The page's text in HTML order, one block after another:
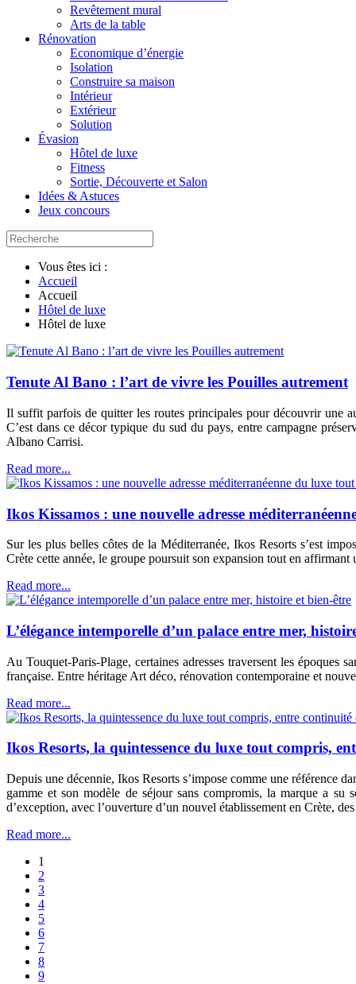
Revêtement mural
Arts de la table
Rénovation
Economique d’énergie
Isolation
Construire sa maison
Intérieur
Extérieur
Solution
Évasion
Hôtel de luxe
Fitness
Sortie, Découverte et Salon
Idées & Astuces
Jeux concours
Vous êtes ici :
Accueil
Accueil
Hôtel de luxe
Hôtel de luxe
Tenute Al Bano : l’art de vivre les Pouilles autrement
Il suffit parfois de quitter les routes principales pour découvrir une
C’est dans ce décor typique du sud du pays, entre campagne
Albano Carrisi.
Read more...
Ikos Kissamos : une nouvelle adresse
Sur les plus belles côtes de la Méditerranée, Ikos Resorts s’est
Crète cette année, le groupe poursuit son expansion tout en
Read more...
L’élégance intemporelle d’un palace entre mer,
Au Touquet-Paris-Plage, certaines adresses traversent les époques
française. Entre héritage Art déco, rénovation contemporaine et
Read more...
Ikos Resorts, la quintessence du luxe tout compris,
Depuis une décennie, Ikos Resorts s’impose comme une référence
gamme et son modèle de séjour sans compromis, la marque a su
d’exception, avec l’ouverture d’un nouvel établissement en Crète,
Read more...
1
2
3
4
5
6
7
8
9